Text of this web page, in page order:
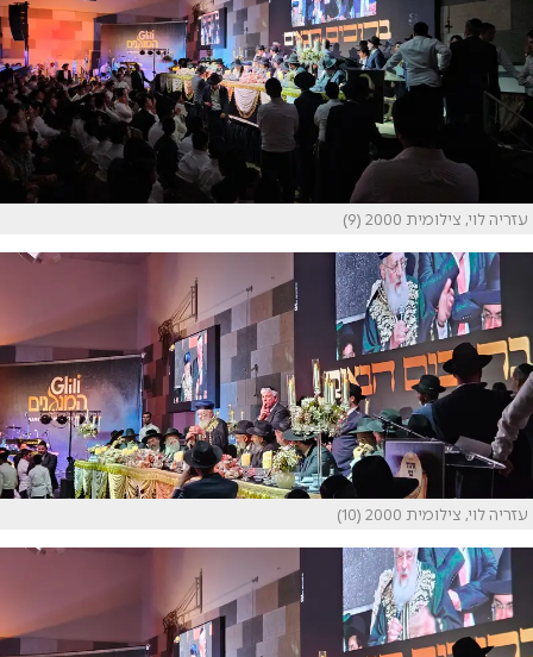
עזריה לוי, צילומית 2000 (9)
עזריה לוי, צילומית 2000 (10)